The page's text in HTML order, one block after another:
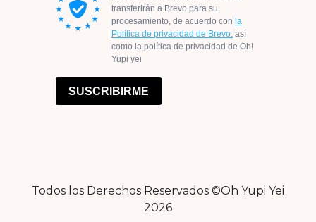
Todos los Derechos Reservados ©Oh Yupi Yei
2026